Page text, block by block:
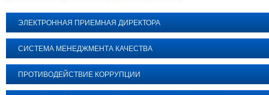
ЭЛЕКТРОННАЯ ПРИЕМНАЯ ДИРЕКТОРА
СИСТЕМА МЕНЕДЖМЕНТА КАЧЕСТВА
ПРОТИВОДЕЙСТВИЕ КОРРУПЦИИ